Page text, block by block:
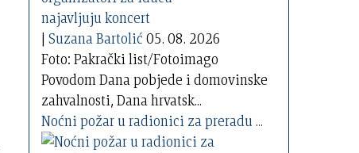
| Suzana Bartolić 05. 08. 2026
Foto: Pakrački list/Fotoimago
Povodom Dana pobjede i domovinske
zahvalnosti, Dana hrvatsk...
Noćni požar u radionici za preradu ...